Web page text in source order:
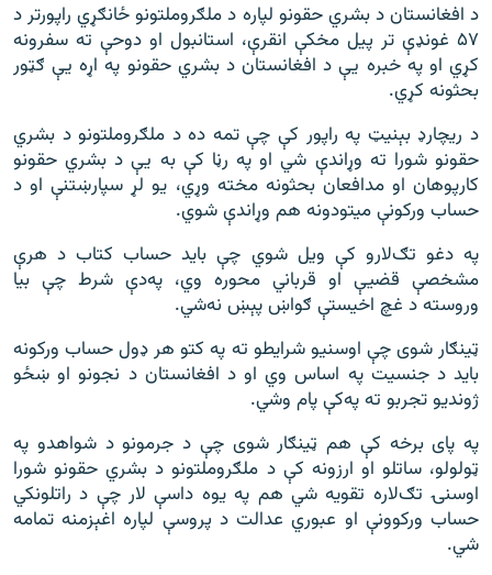
د افغانستان د بشري حقونو لپاره د ملګروملتونو ځانګړي راپورتر د
۵۷ غونډې تر پیل مخکې انقرې، استانبول او دوحې ته سفرونه
کړي او په خبره یې د افغانستان د بشري حقونو په اړه یې ګټور
بحثونه کړي.
د ریچارډ بېنيټ په راپور کې چې تمه ده د ملګروملتونو د بشري
حقونو شورا ته وړاندې شي او په رڼا کې به یې د بشري حقونو
کارپوهان او مدافعان بحثونه مخته وړي، یو لړ سپارښتنې او د
حساب ورکونې میتودونه هم وړاندې شوي.
په دغو تګ‌لارو کې ویل شوي چې باید حساب کتاب د هرې
مشخصې قضیې او قرباني محوره وي، په‌دې شرط چې بیا
وروسته د غچ اخیستې ګواښ پېښ نه‌شي.
ټینګار شوی چې اوسنیو شرایطو ته په کتو هر ډول حساب ورکونه
باید د جنسیت په اساس وي او د افغانستان د نجونو او ښځو
ژوندیو تجربو ته په‌کې پام وشي.
په پای برخه کې هم ټينګار شوی چې د جرمونو د شواهدو په
ټولولو، ساتلو او ارزونه کې د ملګروملتونو د بشري حقونو شورا
اوسنۍ تګ‌لاره تقویه شي هم په یوه داسې لار چې د راتلونکي
حساب ورکوونې او عبوري عدالت د پروسې لپاره اغېزمنه تمامه
شي.